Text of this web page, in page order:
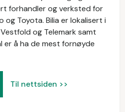
forhandler og verksted for
og Toyota. Bilia er lokalisert i
og Telemark samt
er å ha de mest fornøyde
Til nettsiden >>